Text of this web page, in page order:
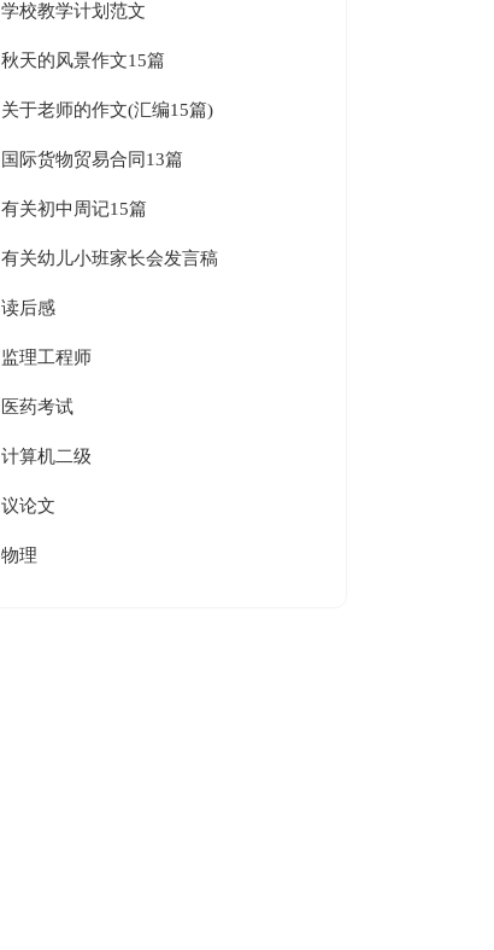
学校教学计划范文
秋天的风景作文15篇
关于老师的作文(汇编15篇)
国际货物贸易合同13篇
有关初中周记15篇
有关幼儿小班家长会发言稿
读后感
监理工程师
医药考试
计算机二级
议论文
物理